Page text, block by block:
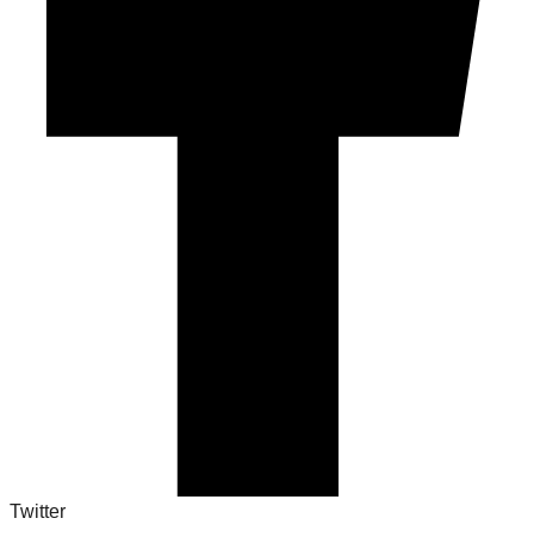
Twitter